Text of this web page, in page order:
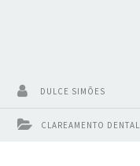
CLAREAMENTO DENTAL
DULCE SIMÕES